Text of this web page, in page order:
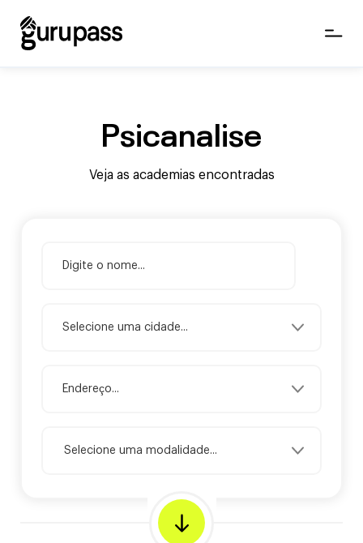
Psicanalise
Veja as academias encontradas
Selecione uma modalidade...